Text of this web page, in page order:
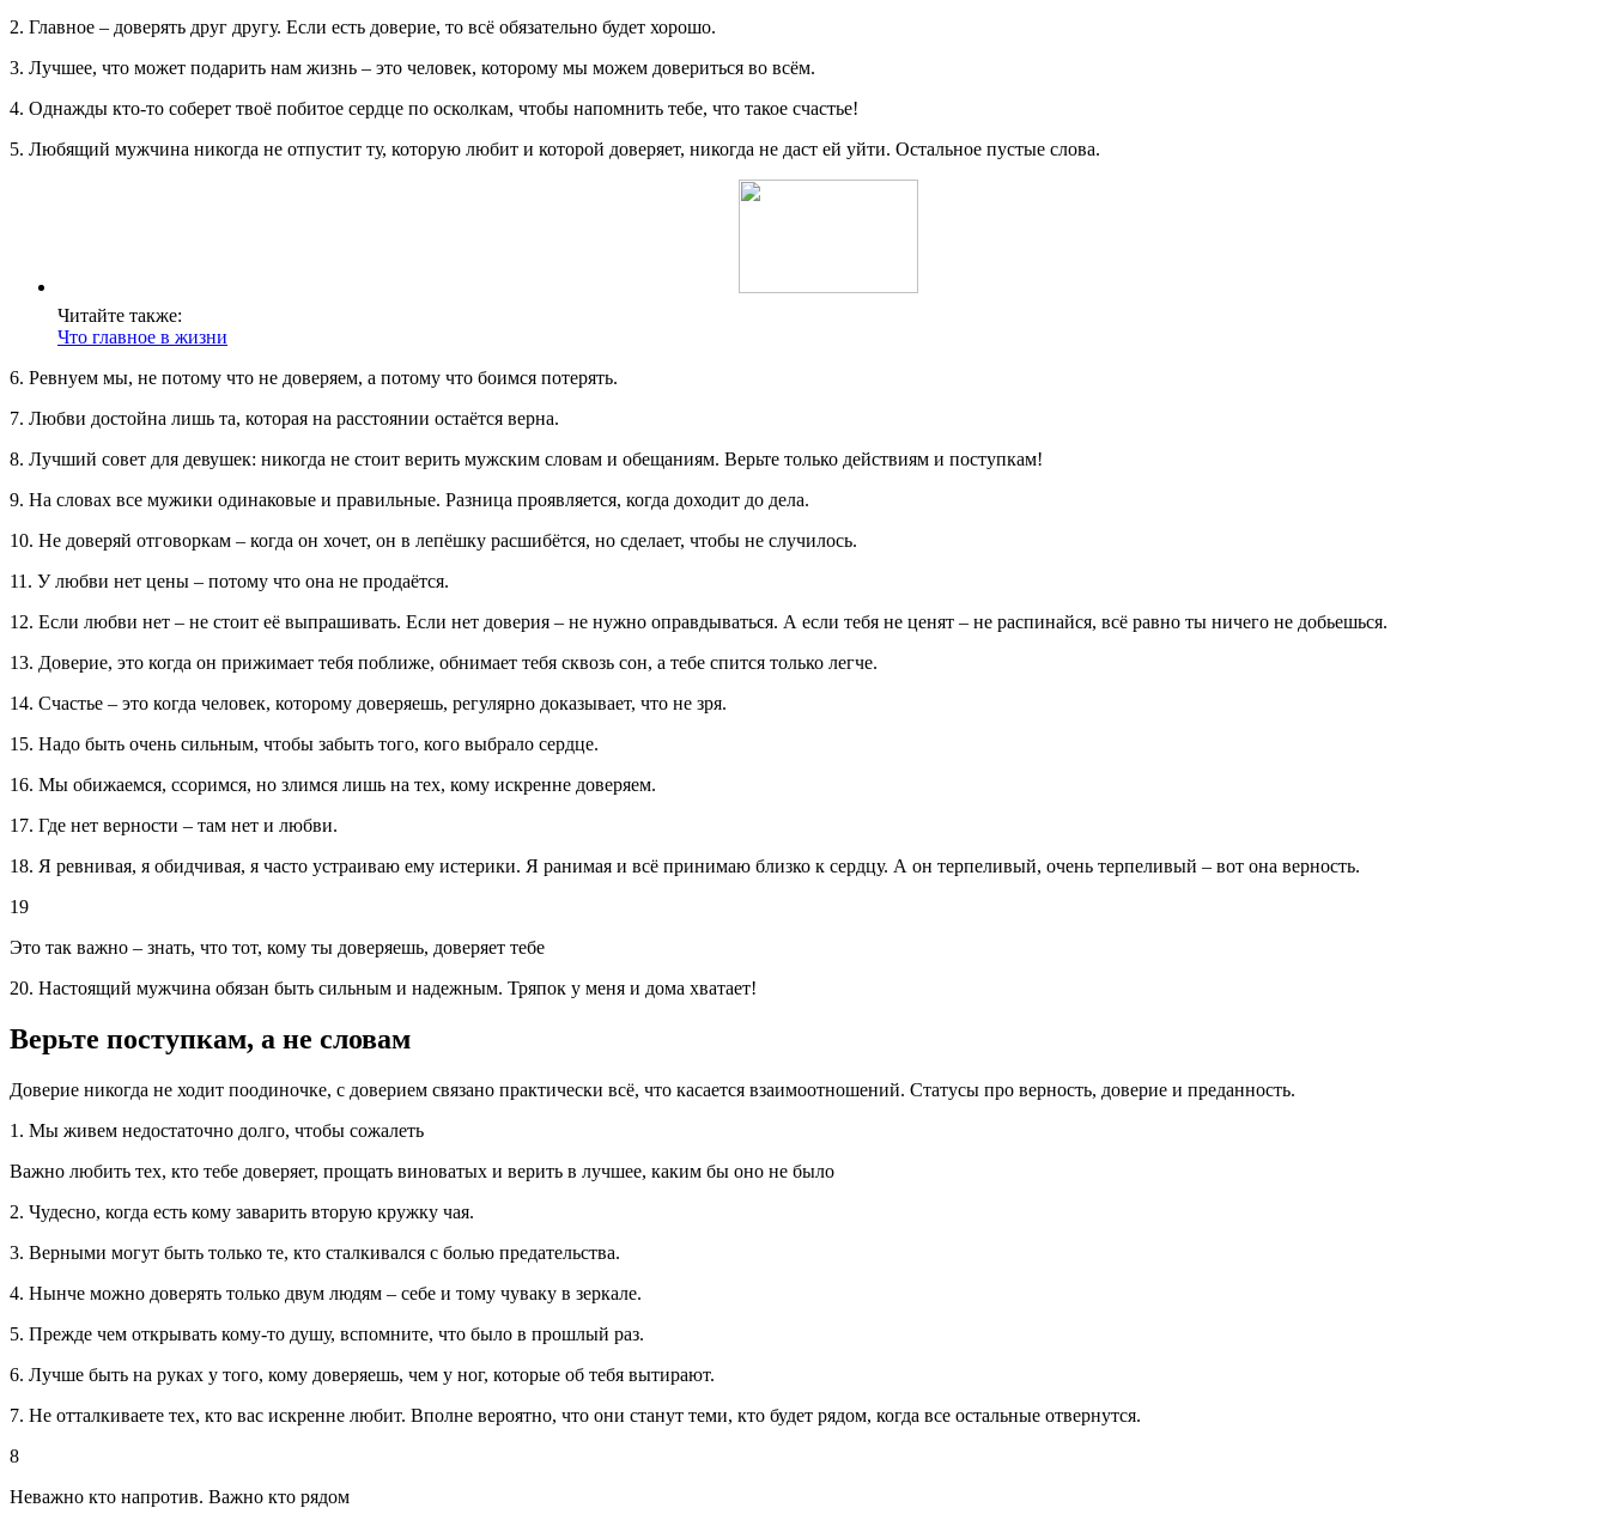
2. Главное – доверять друг другу. Если есть доверие, то всё обязательно будет хорошо.
3. Лучшее, что может подарить нам жизнь – это человек, которому мы можем довериться во всём.
4. Однажды кто-то соберет твоё побитое сердце по осколкам, чтобы напомнить тебе, что такое счастье!
5. Любящий мужчина никогда не отпустит ту, которую любит и которой доверяет, никогда не даст ей уйти. Остальное пустые слова.
Читайте также:
Что главное в жизни
6. Ревнуем мы, не потому что не доверяем, а потому что боимся потерять.
7. Любви достойна лишь та, которая на расстоянии остаётся верна.
8. Лучший совет для девушек: никогда не стоит верить мужским словам и обещаниям. Верьте только действиям и поступкам!
9. На словах все мужики одинаковые и правильные. Разница проявляется, когда доходит до дела.
10. Не доверяй отговоркам – когда он хочет, он в лепёшку расшибётся, но сделает, чтобы не случилось.
11. У любви нет цены – потому что она не продаётся.
12. Если любви нет – не стоит её выпрашивать. Если нет доверия – не нужно оправдываться. А если тебя не ценят – не распинайся, всё равно ты ничего не добьешься.
13. Доверие, это когда он прижимает тебя поближе, обнимает тебя сквозь сон, а тебе спится только легче.
14. Счастье – это когда человек, которому доверяешь, регулярно доказывает, что не зря.
15. Надо быть очень сильным, чтобы забыть того, кого выбрало сердце.
16. Мы обижаемся, ссоримся, но злимся лишь на тех, кому искренне доверяем.
17. Где нет верности – там нет и любви.
18. Я ревнивая, я обидчивая, я часто устраиваю ему истерики. Я ранимая и всё принимаю близко к сердцу. А он терпеливый, очень терпеливый – вот она верность.
19
Это так важно – знать, что тот, кому ты доверяешь, доверяет тебе
20. Настоящий мужчина обязан быть сильным и надежным. Тряпок у меня и дома хватает!
Верьте поступкам, а не словам
Доверие никогда не ходит поодиночке, с доверием связано практически всё, что касается взаимоотношений. Статусы про верность, доверие и преданность.
1. Мы живем недостаточно долго, чтобы сожалеть
Важно любить тех, кто тебе доверяет, прощать виноватых и верить в лучшее, каким бы оно не было
2. Чудесно, когда есть кому заварить вторую кружку чая.
3. Верными могут быть только те, кто сталкивался с болью предательства.
4. Нынче можно доверять только двум людям – себе и тому чуваку в зеркале.
5. Прежде чем открывать кому-то душу, вспомните, что было в прошлый раз.
6. Лучше быть на руках у того, кому доверяешь, чем у ног, которые об тебя вытирают.
7. Не отталкиваете тех, кто вас искренне любит. Вполне вероятно, что они станут теми, кто будет рядом, когда все остальные отвернутся.
8
Неважно кто напротив. Важно кто рядом